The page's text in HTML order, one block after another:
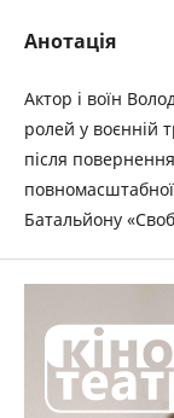
Анотація
Актор і воїн
ролей у воєнній
після
Батальйону